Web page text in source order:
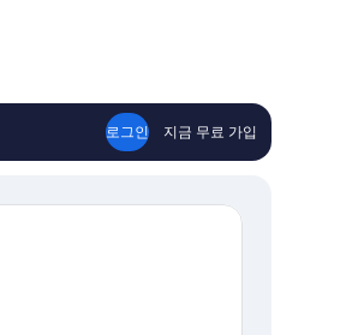
로그인 지금 무료 가입